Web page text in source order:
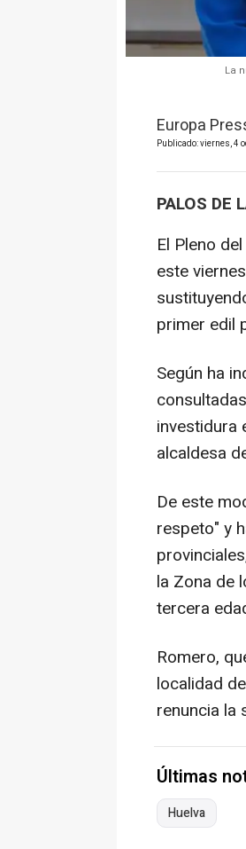
La
Europa
Publicado: viernes, 4
PALOS DE
El Pleno
este
primer edil
Según ha
investidura
alcaldesa
De este
respeto" y
la Zona de
tercera
Romero,
localidad
renuncia la
Últimas
Huelva